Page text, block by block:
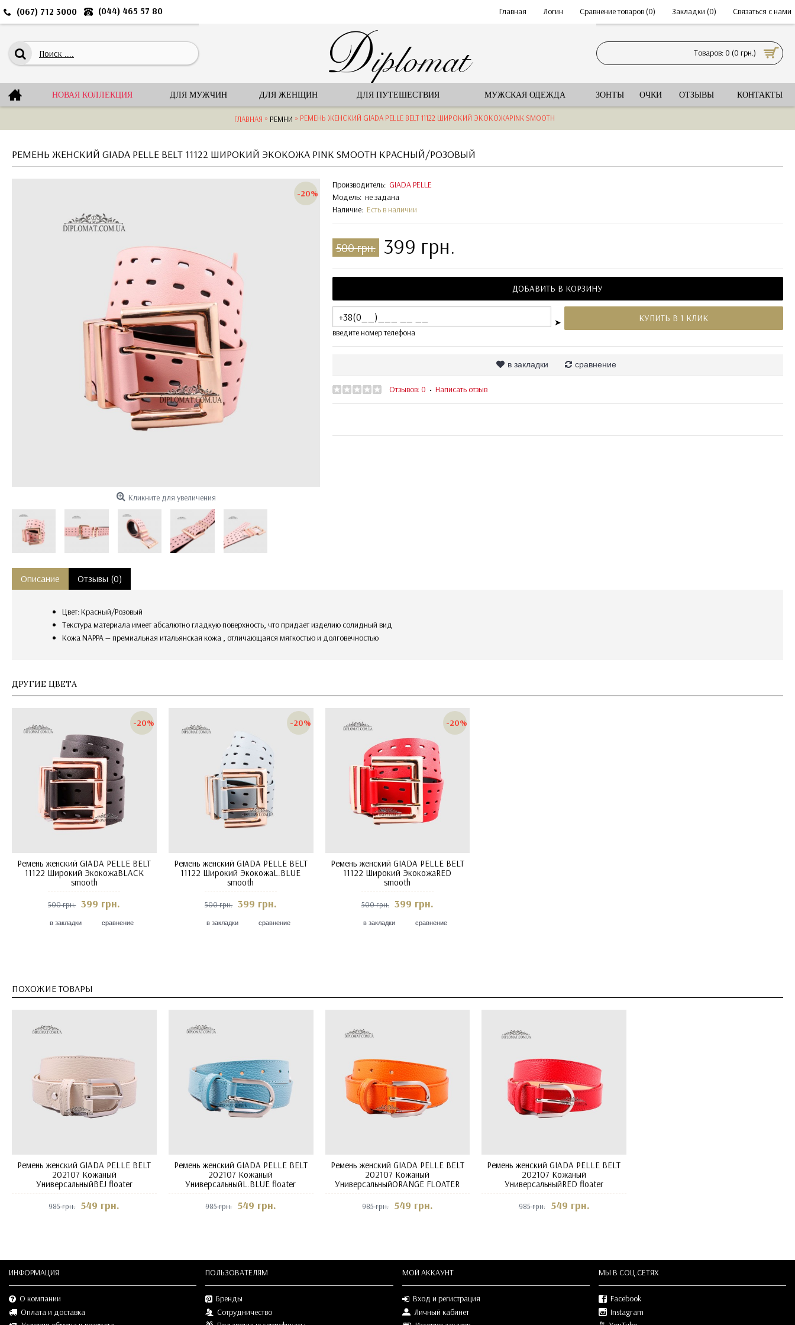
(067) 712 3000 (044) 465 57 80 Главная Логин Сравнение товаров (0) Закладки (0) Связаться с нами
Товаров: 0 (0 грн.)
НОВАЯ КОЛЛЕКЦИЯ ДЛЯ МУЖЧИН ДЛЯ ЖЕНЩИН ДЛЯ ПУТЕШЕСТВИЯ МУЖСКАЯ ОДЕЖДА ЗОНТЫ ОЧКИ ОТЗЫВЫ КОНТАКТЫ
ГЛАВНАЯ » РЕМНИ » РЕМЕНЬ ЖЕНСКИЙ GIADA PELLE BELT 11122 ШИРОКИЙ ЭКОКОЖАPINK SMOOTH
РЕМЕНЬ ЖЕНСКИЙ GIADA PELLE BELT 11122 ШИРОКИЙ ЭКОКОЖА PINK SMOOTH КРАСНЫЙ/РОЗОВЫЙ
-20%
Кликните для увеличения
Производитель: GIADA PELLE
Модель: не задана
Наличие: Есть в наличии
500 грн. 399 грн.
ДОБАВИТЬ В КОРЗИНУ
введите номер телефона
➤ КУПИТЬ В 1 КЛИК
в закладки сравнение
Отзывов: 0 • Написать отзыв
Описание Отзывы (0)
Цвет: Красный/Розовый
текстура материала имеет абсалютно гладкую поверхность, что придает изделию солидный вид
Кожа NAPPA — премиальная итальянская кожа , отличающаяся мягкостью и долговечностью
ДРУГИЕ ЦВЕТА
-20%
Ремень женский GIADA PELLE BELT
11122 Широкий ЭкокожаBLACK
smooth
500 грн. 399 грн.
в закладки сравнение
-20%
Ремень женский GIADA PELLE BELT
11122 Широкий ЭкокожаL.BLUE
smooth
500 грн. 399 грн.
в закладки сравнение
-20%
Ремень женский GIADA PELLE BELT
11122 Широкий ЭкокожаRED
smooth
500 грн. 399 грн.
в закладки сравнение
ПОХОЖИЕ ТОВАРЫ
Ремень женский GIADA PELLE BELT
202107 Кожаный
УниверсальныйBEJ floater
985 грн. 549 грн.
Ремень женский GIADA PELLE BELT
202107 Кожаный
УниверсальныйL.BLUE floater
985 грн. 549 грн.
Ремень женский GIADA PELLE BELT
202107 Кожаный
УниверсальныйORANGE FLOATER
985 грн. 549 грн.
Ремень женский GIADA PELLE BELT
202107 Кожаный
УниверсальныйRED floater
985 грн. 549 грн.
ИНФОРМАЦИЯ
О компании
Оплата и доставка
ПОЛЬЗОВАТЕЛЯМ
Бренды
Сотрудничество
МОЙ АККАУНТ
Вход и регистрация
Личный кабинет
МЫ В СOЦ.СЕТЯХ
Facebook
Instagram